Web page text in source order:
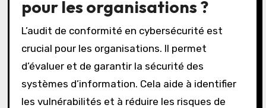
pour les organisations ?
L’audit de conformité en cybersécurité est
crucial pour les organisations. Il permet
d’évaluer et de garantir la sécurité des
systèmes d’information. Cela aide à identifier
les vulnérabilités et à réduire les risques de